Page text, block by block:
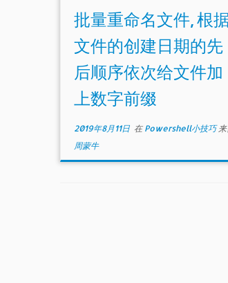
批量重命名文件, 根
文件的创建日期的先
后顺序依次给文件加
上数字前缀
2019年8月11日 在 Powershell小技巧
周蒙牛